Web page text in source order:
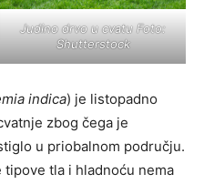
Judino drvo u cvatu Foto:
Shutterstock
indica) je listopadno
zbog čega je
u priobalnom području.
tla i hladnoću nema